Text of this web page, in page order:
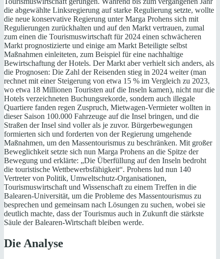
die abgewählte Linksregierung auf starke Regulierung setzte, wollte
die neue konservative Regierung unter Marga Prohens sich mit
Regulierungen zurückhalten und auf den Markt vertrauen, zumal
zum einen die Tourismuswirtschaft für 2024 einen schwächeren
Markt prognostizierte und einige am Markt Beteiligte selbst
Maßnahmen einleiteten, zum Beispiel für eine nachhaltige
Bewirtschaftung der Hotels. Der Markt aber verhielt sich anders, als
die Prognosen: Die Zahl der Reisenden stieg in 2024 weiter (man
rechnet mit einer Steigerung von etwa 15 % im Vergleich zu 2023,
wo etwa 18 Millionen Touristen auf die Inseln kamen), nicht nur die
Hotels verzeichneten Buchungsrekorde, sondern auch illegale
Quartiere fanden regen Zuspruch, Mietwagen-Vermieter wollten in
dieser Saison 100.000 Fahrzeuge auf die Insel bringen, und die
Straßen der Insel sind voller als je zuvor. Bürgerbewegungen
formierten sich und forderten von der Regierung umgehende
Maßnahmen, um den Massentourismus zu beschränken. Mit großer
Beweglichkeit setzte sich nun Marga Prohens an die Spitze der
Bewegung und erklärte: „Die Überfüllung auf den Inseln bedroht
die touristische Wettbewerbsfähigkeit“. Prohens lud nun 140
Vertreter von Politik, Umweltschutz-Organisationen,
Tourismuswirtschaft und Wissenschaft zu einem Treffen in die
Balearen-Universität, um die Probleme des Massentourismus zu
besprechen und gemeinsam nach Lösungen zu suchen, wobei sie
deutlich machte, dass der Tourismus auch in Zukunft die stärkste
Säule der Balearen-Wirtschaft bleiben werde.
Die Analyse